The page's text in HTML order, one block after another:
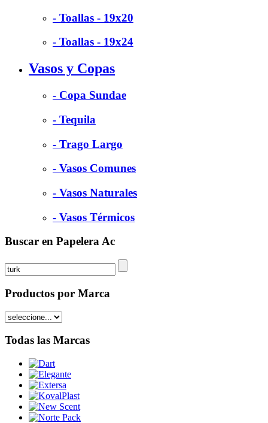
- Toallas - 19x20
- Toallas - 19x24
Vasos y Copas
- Copa Sundae
- Tequila
- Trago Largo
- Vasos Comunes
- Vasos Naturales
- Vasos Térmicos
Buscar en Papelera Ac
Productos por Marca
Todas las Marcas